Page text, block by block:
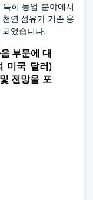
히 농업 분야에서
연 섬유가 기존 용
되었습니다.
부문에 대
미국 달러)
전망을 포